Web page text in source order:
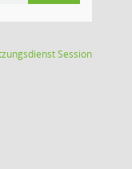
Session(Wird in